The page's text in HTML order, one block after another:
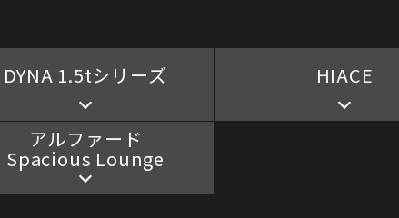
DYNA 1.5tシリーズ HIACE
アルファード
Spacious Lounge